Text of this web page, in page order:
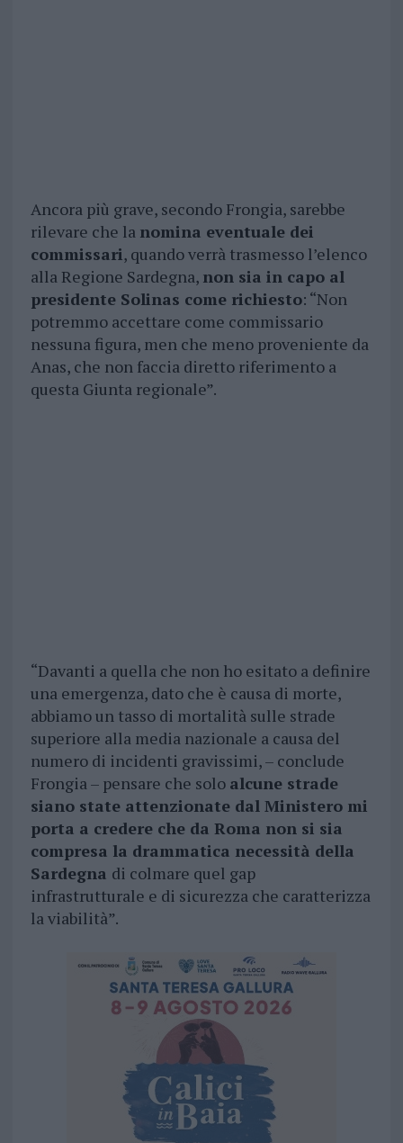
Ancora più grave, secondo Frongia, sarebbe
rilevare che la nomina eventuale dei
commissari, quando verrà trasmesso l’elenco
alla Regione Sardegna, non sia in capo al
presidente Solinas come richiesto: “Non
potremmo accettare come commissario
nessuna figura, men che meno proveniente da
Anas, che non faccia diretto riferimento a
questa Giunta regionale”.
“Davanti a quella che non ho esitato a definire
una emergenza, dato che è causa di morte,
abbiamo un tasso di mortalità sulle strade
superiore alla media nazionale a causa del
numero di incidenti gravissimi, – conclude
Frongia – pensare che solo alcune strade
siano state attenzionate dal Ministero mi
porta a credere che da Roma non si sia
compresa la drammatica necessità della
Sardegna di colmare quel gap
infrastrutturale e di sicurezza che caratterizza
la viabilità”.